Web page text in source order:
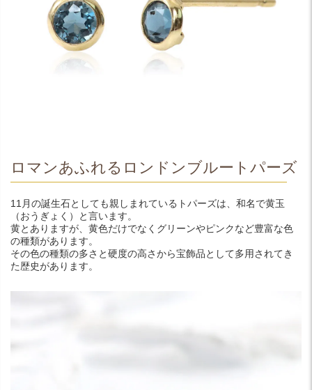
ロマンあふれるロンドンブルートパーズ
11月の誕生石としても親しまれているトパーズは、和名で黄玉
（おうぎょく）と言います。
黄とありますが、黄色だけでなくグリーンやピンクなど豊富な色
の種類があります。
その色の種類の多さと硬度の高さから宝飾品として多用されてき
た歴史があります。